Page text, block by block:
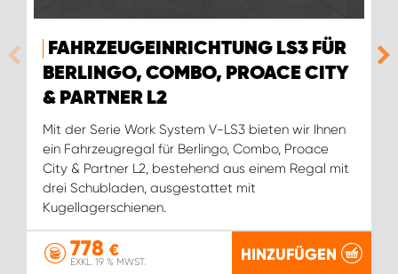
FAHRZEUGEINRICHTUNG LS3 FÜR
BERLINGO, COMBO, PROACE CITY
& PARTNER L2
Mit der Serie Work System V-LS3 bieten wir Ihnen
ein Fahrzeugregal für Berlingo, Combo, Proace
City & Partner L2, bestehend aus einem Regal mit
drei Schubladen, ausgestattet mit
Kugellagerschienen.
778 €
EXKL. 19 % MWST. HINZUFÜGEN